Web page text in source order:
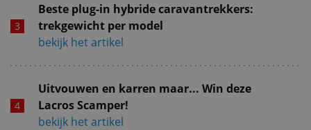
Beste plug-in hybride caravantrekkers:
trekgewicht per model
bekijk het artikel
Uitvouwen en karren maar... Win deze
Lacros Scamper!
bekijk het artikel